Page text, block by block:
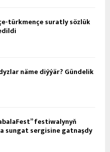
türkmençe suratly sözlük
näme diýýär? Gündelik
festiwalynyň
sungat sergisine gatnaşdy